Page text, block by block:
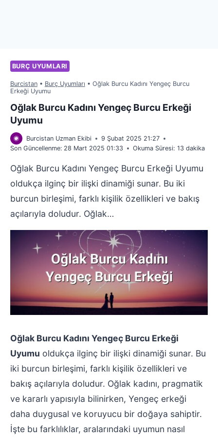
BURÇ UYUMLARI
Burcistan• Burç Uyumları • Oğlak Burcu Kadını Yengeç Burcu
Erkeği Uyumu
Oğlak Burcu Kadını Yengeç Burcu Erkeği
Uyumu
Burcistan Uzman Ekibi
9 Şubat 2025 21:27
Son Güncellenme: 28 Mart 2025 01:33 Okuma Süresi: 13 dakika
Oğlak Burcu Kadını Yengeç Burcu Erkeği Uyumu
oldukça ilginç bir ilişki dinamiği sunar. Bu iki
burcun birleşimi, farklı kişilik özellikleri ve bakış
açılarıyla doludur. Oğlak…
Oğlak Burcu Kadını Yengeç Burcu Erkeği
Uyumu oldukça ilginç bir ilişki dinamiği sunar. Bu
iki burcun birleşimi, farklı kişilik özellikleri ve
bakış açılarıyla doludur. Oğlak kadını, pragmatik
ve kararlı yapısıyla bilinirken, Yengeç erkeği
daha duygusal ve koruyucu bir doğaya sahiptir.
İşte bu farklılıklar, aralarındaki uyumun nasıl